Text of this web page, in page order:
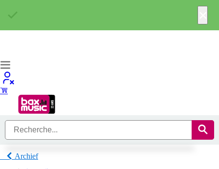
Archief